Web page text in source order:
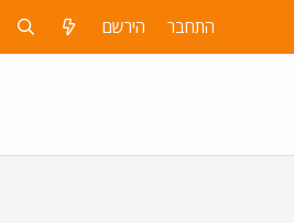
התחבר הירשם